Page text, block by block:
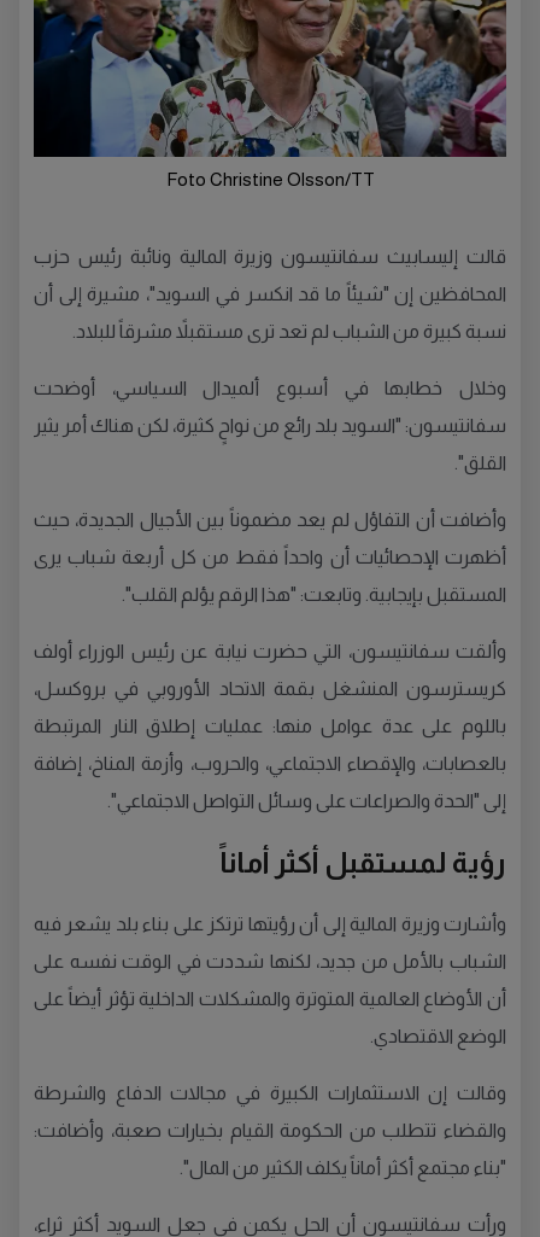
Foto Christine Olsson/TT
قالت إليسابيث سفانتيسون وزيرة المالية ونائبة رئيس حزب
المحافظين إن "شيئاً ما قد انكسر في السويد"، مشيرة إلى أن
نسبة كبيرة من الشباب لم تعد ترى مستقبلاً مشرقاً للبلاد.
وخلال خطابها في أسبوع ألميدال السياسي، أوضحت
سفانتيسون: "السويد بلد رائع من نواحٍ كثيرة، لكن هناك أمر يثير
القلق".
وأضافت أن التفاؤل لم يعد مضموناً بين الأجيال الجديدة، حيث
أظهرت الإحصائيات أن واحداً فقط من كل أربعة شباب يرى
المستقبل بإيجابية. وتابعت: "هذا الرقم يؤلم القلب".
وألقت سفانتيسون، التي حضرت نيابة عن رئيس الوزراء أولف
كريسترسون المنشغل بقمة الاتحاد الأوروبي في بروكسل،
باللوم على عدة عوامل منها: عمليات إطلاق النار المرتبطة
بالعصابات، والإقصاء الاجتماعي، والحروب، وأزمة المناخ، إضافة
إلى "الحدة والصراعات على وسائل التواصل الاجتماعي".
رؤية لمستقبل أكثر أماناً
وأشارت وزيرة المالية إلى أن رؤيتها ترتكز على بناء بلد يشعر فيه
الشباب بالأمل من جديد، لكنها شددت في الوقت نفسه على
أن الأوضاع العالمية المتوترة والمشكلات الداخلية تؤثر أيضاً على
الوضع الاقتصادي.
وقالت إن الاستثمارات الكبيرة في مجالات الدفاع والشرطة
والقضاء تتطلب من الحكومة القيام بخيارات صعبة، وأضافت:
"بناء مجتمع أكثر أماناً يكلف الكثير من المال".
ورأت سفانتيسون أن الحل يكمن في جعل السويد أكثر ثراء،